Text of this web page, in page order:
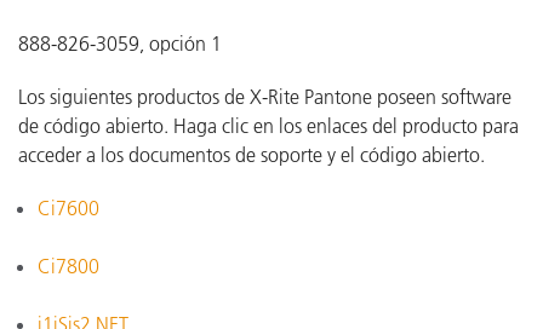
888-826-3059, opción 1
Los siguientes productos de X-Rite Pantone poseen software
de código abierto. Haga clic en los enlaces del producto para
acceder a los documentos de soporte y el código abierto.
Ci7600
Ci7800
i1iSis2 NET